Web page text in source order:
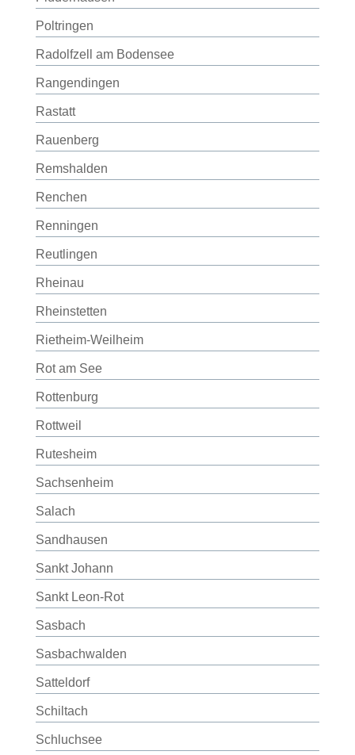
Poltringen
Radolfzell am Bodensee
Rangendingen
Rastatt
Rauenberg
Remshalden
Renchen
Renningen
Reutlingen
Rheinau
Rheinstetten
Rietheim-Weilheim
Rot am See
Rottenburg
Rottweil
Rutesheim
Sachsenheim
Salach
Sandhausen
Sankt Johann
Sankt Leon-Rot
Sasbach
Sasbachwalden
Satteldorf
Schiltach
Schluchsee